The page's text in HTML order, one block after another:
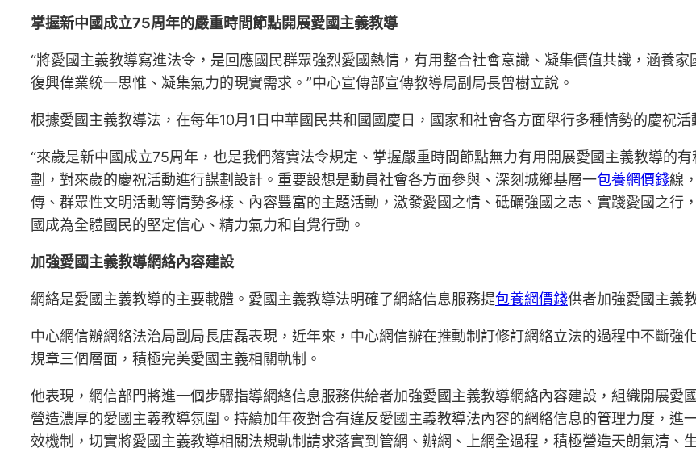
掌握新中國成立75周年的嚴重時間節點開展愛國主義教導
“將愛國主義教導寫進法令，是回應國民群眾強烈愛國熱情，有用整合社會意識、凝集價值共識，涵養
復興偉業統一思惟、凝集氣力的現實需求。”中心宣傳部宣傳教導局副局長曾樹立說。
根據愛國主義教導法，在每年10月1日中華國民共和國國慶日，國家和社會各方面舉行多種情勢的慶祝活
“來歲是新中國成立75周年，也是我們落實法令規定、掌握嚴重時間節點無力有用開展愛國主義教導的
劃，對來歲的慶祝活動進行謀劃設計。重要設想是動員社會各方面參與、深刻城鄉基層一包養網價錢線
傳、群眾性文明活動等情勢多樣、內容豐富的主題活動，激發愛國之情、砥礪強國之志、實踐愛國之行
國成為全體國民的堅定信心、精力氣力和自覺行動。
加強愛國主義教導網絡內容建設
網絡是愛國主義教導的主要載體。愛國主義教導法明確了網絡信息服務提包養網價錢供者加強愛國主義
中心網信辦網絡法治局副局長唐磊表現，近年來，中心網信辦在推動制訂修訂網絡立法的過程中不斷強
規章三個層面，積極完美愛國主義相關軌制。
他表現，網信部門將進一個步驟指導網絡信息服務供給者加強愛國主義教導網絡內容建設，組織開展愛
營造濃厚的愛國主義教導氛圍。持續加年夜對含有違反愛國主義教導法內容的網絡信息的管理力度，進
效機制，切實將愛國主義教導相關法規軌制請求落實到管網、辦網、上網全過程，積極營造天朗氣清、